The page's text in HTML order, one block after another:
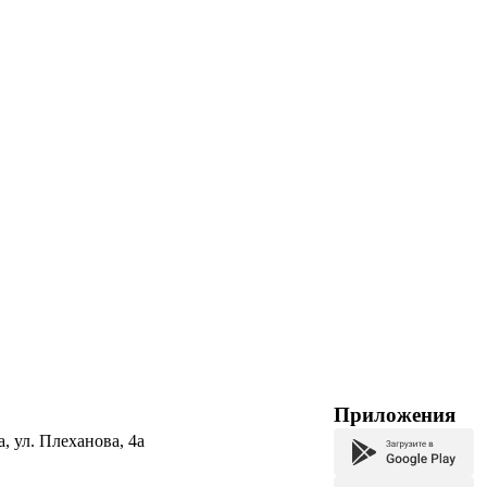
ул. Плеханова, 4а
Приложения